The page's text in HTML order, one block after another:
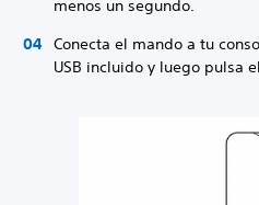
menos un segundo.
Conecta el mando a tu
USB incluido y luego pulsa